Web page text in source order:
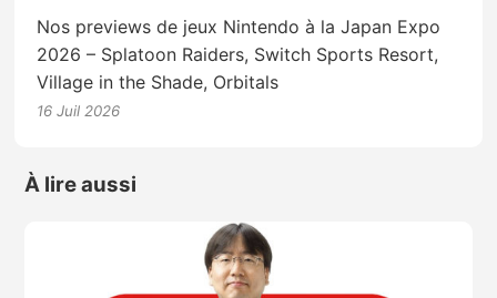
Nos previews de jeux Nintendo à la Japan Expo
2026 – Splatoon Raiders, Switch Sports Resort,
Village in the Shade, Orbitals
16 Juil 2026
À lire aussi